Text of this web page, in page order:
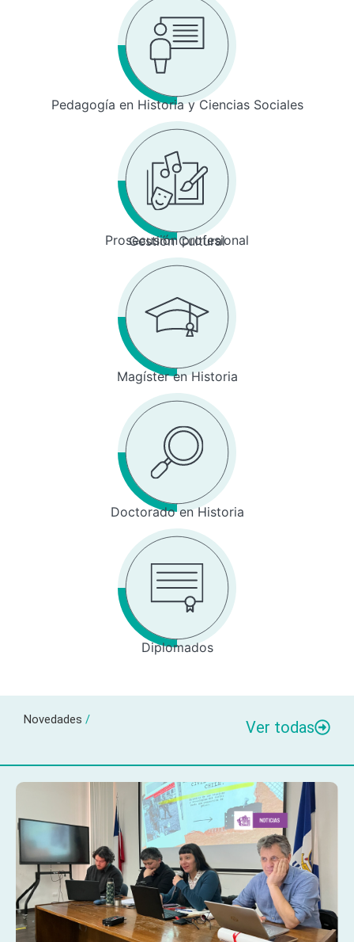
Pedagogía en Historia y Ciencias Sociales
Prosecusión profesional
Gestión Cultural
Magíster en Historia
Doctorado en Historia
Diplomados
Novedades / Ver todas